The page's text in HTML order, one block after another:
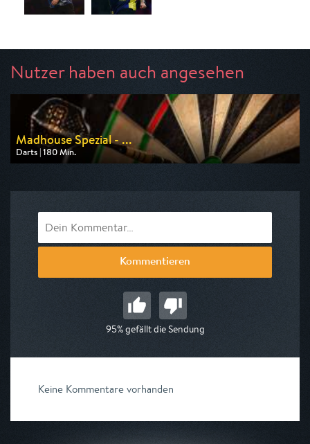
Nutzer haben auch angesehen
Madhouse Spezial - ...
Darts | 180 Min.
Ausgestrahlt von Sport 1
Kommentieren
95% gefällt die Sendung
Keine Kommentare vorhanden